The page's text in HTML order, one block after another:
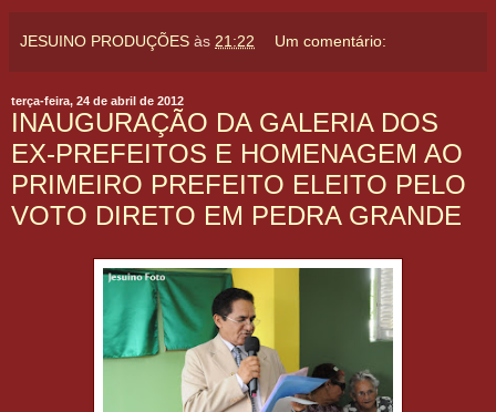
JESUINO PRODUÇÕES às 21:22 Um comentário:
terça-feira, 24 de abril de 2012
INAUGURAÇÃO DA GALERIA DOS
EX-PREFEITOS E HOMENAGEM AO
PRIMEIRO PREFEITO ELEITO PELO
VOTO DIRETO EM PEDRA GRANDE